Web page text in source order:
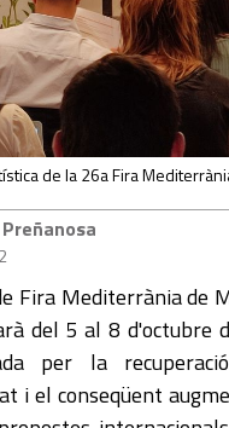
de la 26a Fira
Fira Mediterrània de
del 5 al 8 d'octubre
per la
i el conseqüent